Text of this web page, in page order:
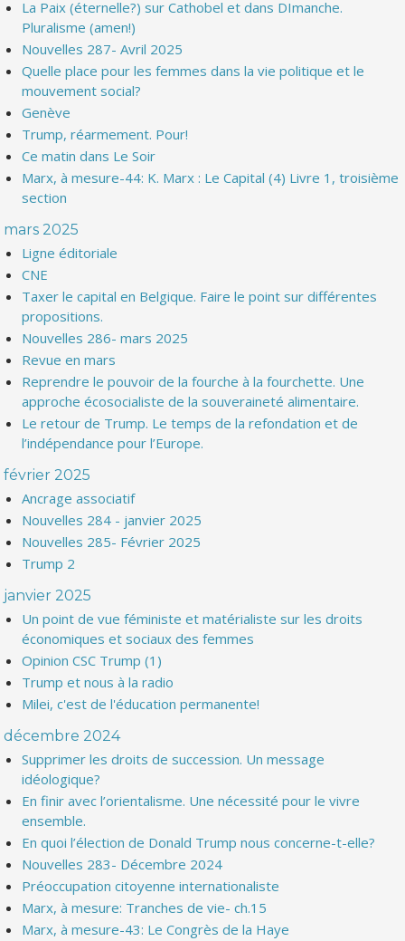
La Paix (éternelle?) sur Cathobel et dans DImanche.
Pluralisme (amen!)
Nouvelles 287- Avril 2025
Quelle place pour les femmes dans la vie politique et le
mouvement social?
Genève
Trump, réarmement. Pour!
Ce matin dans Le Soir
Marx, à mesure-44: K. Marx : Le Capital (4) Livre 1, troisième
section
mars 2025
Ligne éditoriale
CNE
Taxer le capital en Belgique. Faire le point sur différentes
propositions.
Nouvelles 286- mars 2025
Revue en mars
Reprendre le pouvoir de la fourche à la fourchette. Une
approche écosocialiste de la souveraineté alimentaire.
Le retour de Trump. Le temps de la refondation et de
l’indépendance pour l’Europe.
février 2025
Ancrage associatif
Nouvelles 284 - janvier 2025
Nouvelles 285- Février 2025
Trump 2
janvier 2025
Un point de vue féministe et matérialiste sur les droits
économiques et sociaux des femmes
Opinion CSC Trump (1)
Trump et nous à la radio
Milei, c'est de l'éducation permanente!
décembre 2024
Supprimer les droits de succession. Un message
idéologique?
En finir avec l’orientalisme. Une nécessité pour le vivre
ensemble.
En quoi l’élection de Donald Trump nous concerne-t-elle?
Nouvelles 283- Décembre 2024
Préoccupation citoyenne internationaliste
Marx, à mesure: Tranches de vie- ch.15
Marx, à mesure-43: Le Congrès de la Haye